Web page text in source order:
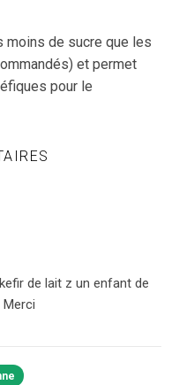
de sucre que les
et permet
pour le
de lait z un enfant de
Merci